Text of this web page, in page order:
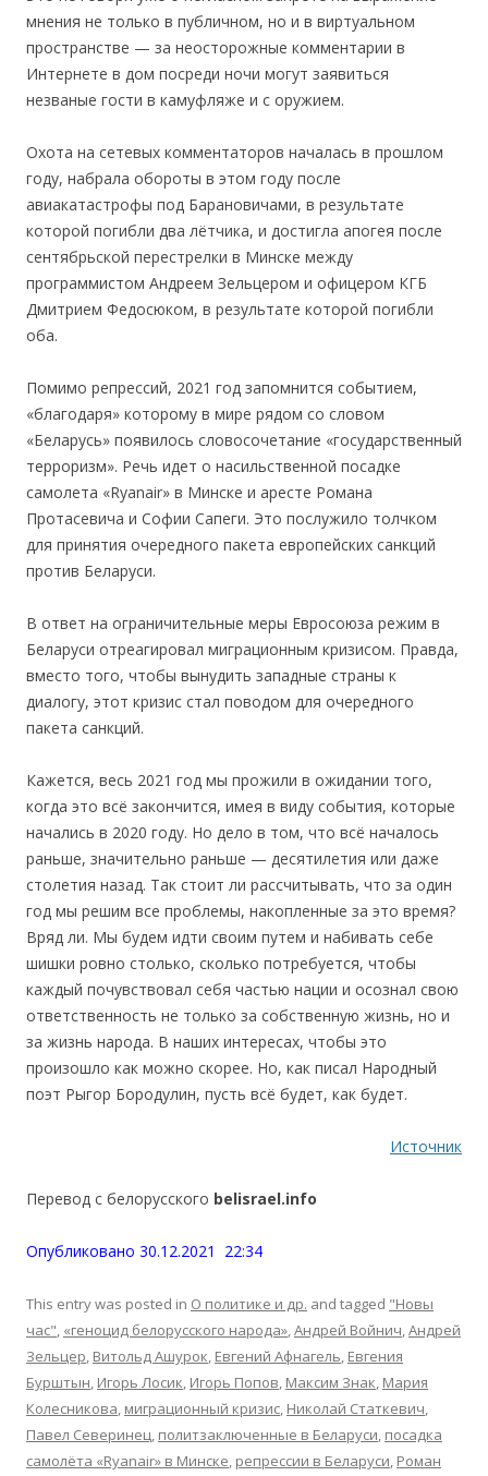
мнения не только в публичном, но и в виртуальном
пространстве — за неосторожные комментарии в
Интернете в дом посреди ночи могут заявиться
незваные гости в камуфляже и с оружием.
Охота на сетевых комментаторов началась в прошлом
году, набрала обороты в этом году после
авиакатастрофы под Барановичами, в результате
которой погибли два лётчика, и достигла апогея после
сентябрьской перестрелки в Минске между
программистом Андреем Зельцером и офицером КГБ
Дмитрием Федосюком, в результате которой погибли
оба.
Помимо репрессий, 2021 год запомнится событием,
«благодаря» которому в мире рядом со словом
«Беларусь» появилось словосочетание «государственный
терроризм». Речь идет о насильственной посадке
самолета «Ryanair» в Минске и аресте Романа
Протасевича и Софии Сапеги. Это послужило толчком
для принятия очередного пакета европейских санкций
против Беларуси.
В ответ на ограничительные меры Евросоюза режим в
Беларуси отреагировал миграционным кризисом. Правда,
вместо того, чтобы вынудить западные страны к
диалогу, этот кризис стал поводом для очередного
пакета санкций.
Кажется, весь 2021 год мы прожили в ожидании того,
когда это всё закончится, имея в виду события, которые
начались в 2020 году. Но дело в том, что всё началось
раньше, значительно раньше — десятилетия или даже
столетия назад. Так стоит ли рассчитывать, что за один
год мы решим все проблемы, накопленные за это время?
Вряд ли. Мы будем идти своим путем и набивать себе
шишки ровно столько, сколько потребуется, чтобы
каждый почувствовал себя частью нации и осознал свою
ответственность не только за собственную жизнь, но и
за жизнь народа. В наших интересах, чтобы это
произошло как можно скорее. Но, как писал Народный
поэт Рыгор Бородулин, пусть всё будет, как будет.
Источник
Перевод с белорусского belisrael.info
Опубликовано 30.12.2021 22:34
This entry was posted in О политике и др. and tagged "Новы
час", «геноцид белорусского народа»,Андрей Войнич,Андрей
Зельцер, Витольд Ашурок, Евгений Афнагель, Евгения
Бурштын, Игорь Лосик, Игорь Попов, Максим Знак, Мария
Колесникова, миграционный кризис, Николай Статкевич,
Павел Северинец, политзаключенные в Беларуси, посадка
самолёта «Ryanair» в Минске, репрессии в Беларуси, Роман